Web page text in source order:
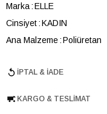
Marka ELLE
Cinsiyet KADIN
Ana Malzeme Poliüretan
Topuk Boyu 0.5 cm
İPTAL & İADE
KARGO & TESLIMAT